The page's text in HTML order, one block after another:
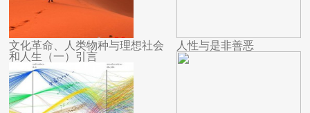
文化革命、人类物种与理想社会
和人生（一）引言
人性与是非善恶